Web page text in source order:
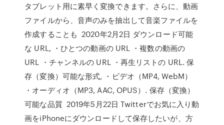
タブレット用に素早く変換できます。さらに、動画
ファイルから、音声のみを抽出して音楽ファイルを
作成することも 2020年2月2日 ダウンロード可能
な URL, ・ひとつの動画の URL ・複数の動画の
URL ・チャンネルの URL ・再生リストの URL. 保
存（変換）可能な形式, ・ビデオ（MP4, WebM）
・オーディオ（MP3, AAC, OPUS）. 保存（変換）
可能な品質 2019年5月22日 Twitterでお気に入り動
画をiPhoneにダウンロードして保存したいが、方